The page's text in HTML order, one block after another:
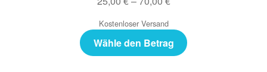
Kostenloser Versand
Wähle den Betrag